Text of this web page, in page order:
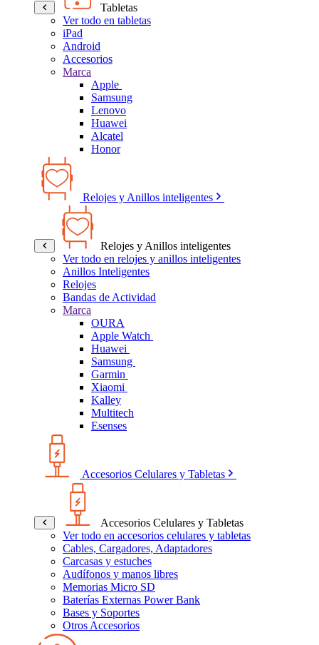
Tabletas
Ver todo en tabletas
iPad
Android
Accesorios
Marca
Apple
Samsung
Lenovo
Huawei
Alcatel
Honor
Relojes y Anillos inteligentes
Relojes y Anillos inteligentes
Ver todo en relojes y anillos inteligentes
Anillos Inteligentes
Relojes
Bandas de Actividad
Marca
OURA
Apple Watch
Huawei
Samsung
Garmin
Xiaomi
Kalley
Multitech
Esenses
Accesorios Celulares y Tabletas
Accesorios Celulares y Tabletas
Ver todo en accesorios celulares y tabletas
Cables, Cargadores, Adaptadores
Carcasas y estuches
Audífonos y manos libres
Memorias Micro SD
Baterías Externas Power Bank
Bases y Soportes
Otros Accesorios